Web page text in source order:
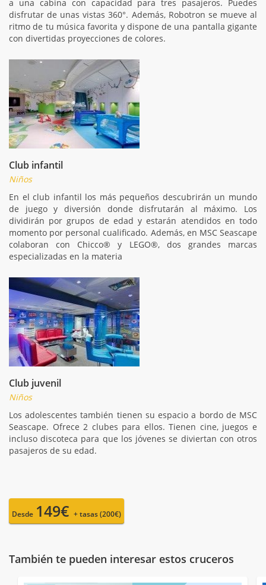
a una cabina con capacidad para tres pasajeros. Puedes
disfrutar de unas vistas 360°. Además, Robotron se mueve al
ritmo de tu música favorita y dispone de una pantalla gigante
con divertidas proyecciones de colores.
Club infantil
Niños
En el club infantil los más pequeños descubrirán un mundo
de juego y diversión donde disfrutarán al máximo. Los
dividirán por grupos de edad y estarán atendidos en todo
momento por personal cualificado. Además, en MSC Seascape
colaboran con Chicco® y LEGO®, dos grandes marcas
especializadas en la materia
Club juvenil
Niños
Los adolescentes también tienen su espacio a bordo de MSC
Seascape. Ofrece 2 clubes para ellos. Tienen cine, juegos e
incluso discoteca para que los jóvenes se diviertan con otros
pasajeros de su edad.
Desde 149€ + tasas (200€)
También te pueden interesar estos cruceros